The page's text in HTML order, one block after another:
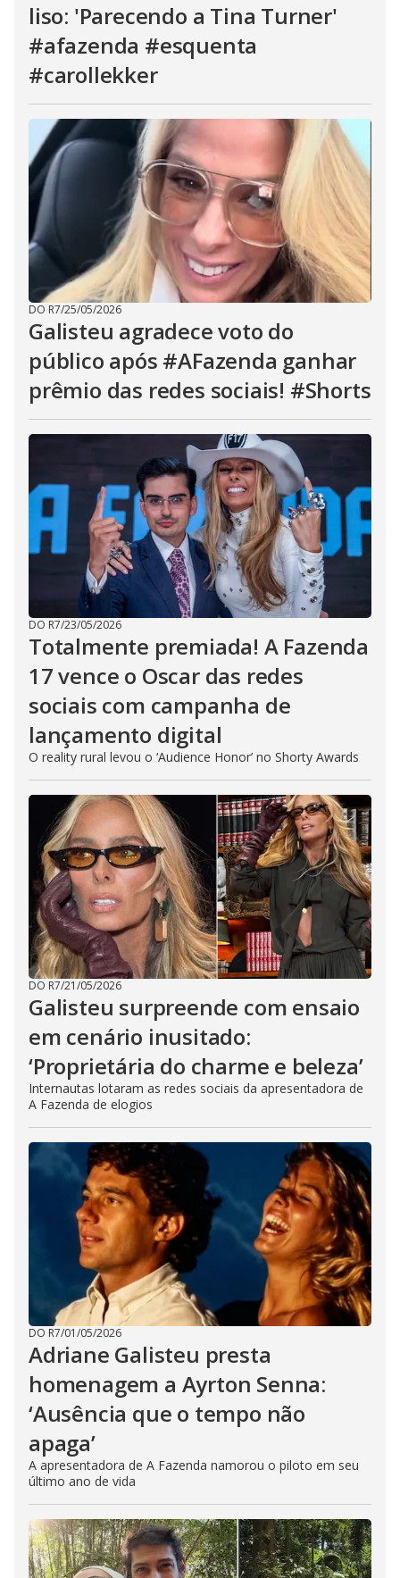
liso: 'Parecendo a Tina Turner'
#afazenda #esquenta
#carollekker
DO R7/25/05/2026
Galisteu agradece voto do
público após #AFazenda ganhar
prêmio das redes sociais! #Shorts
DO R7/23/05/2026
Totalmente premiada! A Fazenda
17 vence o Oscar das redes
sociais com campanha de
lançamento digital
O reality rural levou o ‘Audience Honor’ no Shorty Awards
DO R7/21/05/2026
Galisteu surpreende com ensaio
em cenário inusitado:
‘Proprietária do charme e beleza’
Internautas lotaram as redes sociais da apresentadora de
A Fazenda de elogios
DO R7/01/05/2026
Adriane Galisteu presta
homenagem a Ayrton Senna:
‘Ausência que o tempo não
apaga’
A apresentadora de A Fazenda namorou o piloto em seu
último ano de vida